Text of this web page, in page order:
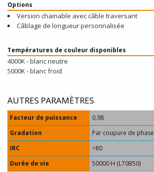
Options
Version chainable avec câble traversant
Câblage de longueur personnalisée
Températures de couleur disponibles
4000K - blanc neutre
5000K - blanc froid
AUTRES PARAMÈTRES
Facteur de puissance
0,98
Gradation
Par coupure de phase
IRC
>80
Durée de vie
50000 H (L70B50)